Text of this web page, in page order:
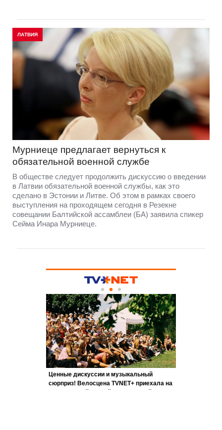
ЛАТВИЯ
Мурниеце предлагает вернуться к
обязательной военной службе
В обществе следует продолжить дискуссию о введении
в Латвии обязательной военной службы, как это
сделано в Эстонии и Литве. Об этом в рамках своего
выступления на проходящем сегодня в Резекне
совещании Балтийской ассамблеи (БА) заявила спикер
Сейма Инара Мурниеце.